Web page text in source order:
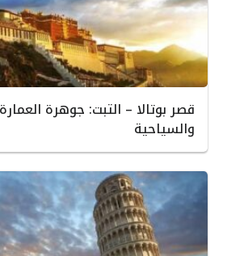
قصر بوتالا – التبت: جوهرة
والسياحية